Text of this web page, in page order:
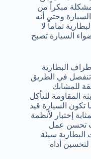
مبكراً من
وحتي أنه
تماماً لا
السيارة تصبح
البطارية
تنفصل في الطريق
للمشابك
المقاومة للتأكل
السيارة قيد
إختبار لأنظمة
تحسن عمل
البطارية سيئة
لتحسين أداة